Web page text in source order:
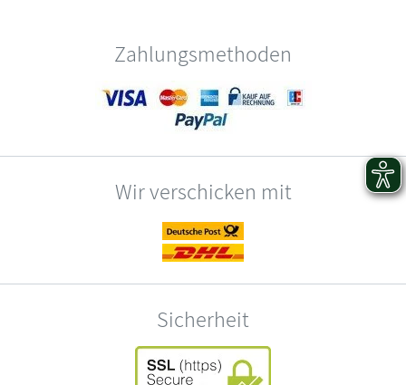
Zahlungsmethoden
Wir verschicken mit
Sicherheit